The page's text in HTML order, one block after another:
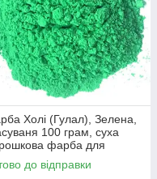
Холі (Гулал), Зелена,
100 грам, суха
фарба для
флешмобів,
до відправки